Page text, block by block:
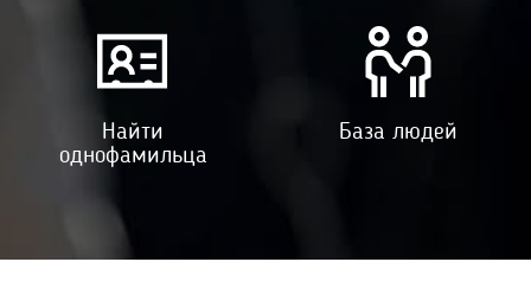
Найти
однофамильца
База людей